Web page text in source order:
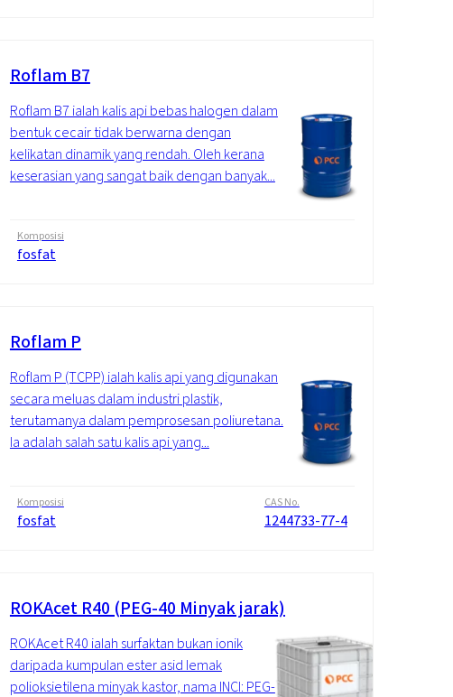
Roflam B7
Roflam B7 ialah kalis api bebas halogen dalam
bentuk cecair tidak berwarna dengan
kelikatan dinamik yang rendah. Oleh kerana
keserasian yang sangat baik dengan banyak...
Komposisi
fosfat
Roflam P
Roflam P (TCPP) ialah kalis api yang digunakan
secara meluas dalam industri plastik,
terutamanya dalam pemprosesan poliuretana.
Ia adalah salah satu kalis api yang...
Komposisi
fosfat
CAS No.
1244733-77-4
ROKAcet R40 (PEG-40 Minyak jarak)
ROKAcet R40 ialah surfaktan bukan ionik
daripada kumpulan ester asid lemak
polioksietilena minyak kastor, nama INCI: PEG-